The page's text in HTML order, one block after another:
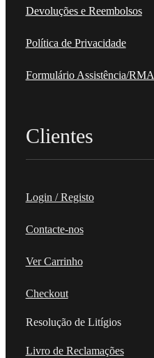
Devoluções e Reembolsos
Política de Privacidade
Formulário Assistência/RMA
Clientes
Login / Registo
Contacte-nos
Ver Carrinho
Checkout
Resolução de Litígios
Livro de Reclamações